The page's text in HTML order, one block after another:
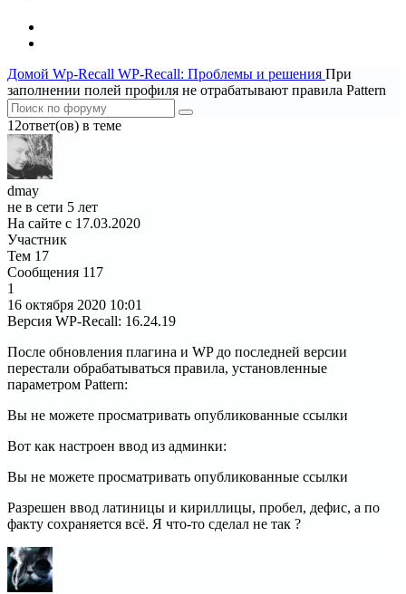
Домой Wp-Recall WP-Recall: Проблемы и решения При
заполнении полей профиля не отрабатывают правила Pattern
12ответ(ов) в теме
dmay
не в сети 5 лет
На сайте с 17.03.2020
Участник
Тем 17
Сообщения 117
1
16 октября 2020 10:01
Версия WP-Recall: 16.24.19
После обновления плагина и WP до последней версии
перестали обрабатываться правила, установленные
параметром Pattern:
Вы не можете просматривать опубликованные ссылки
Вот как настроен ввод из админки:
Вы не можете просматривать опубликованные ссылки
Разрешен ввод латиницы и кириллицы, пробел, дефис, а по
факту сохраняется всё. Я что-то сделал не так ?